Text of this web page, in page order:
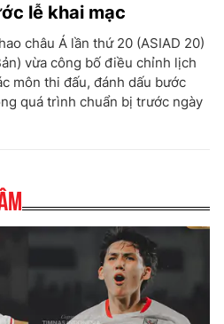
lễ khai mạc
châu Á lần thứ 20 (ASIAD 20)
vừa công bố điều chỉnh lịch
môn thi đấu, đánh dấu bước
quá trình chuẩn bị trước ngày